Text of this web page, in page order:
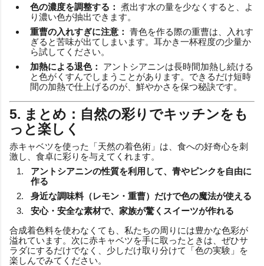
色の濃度を調整する： 煮出す水の量を少なくすると、よ
り濃い色が抽出できます。
重曹の入れすぎに注意： 青色を作る際の重曹は、入れす
ぎると苦味が出てしまいます。耳かき一杯程度の少量か
ら試してください。
加熱による退色：
アントシアニンは長時間加熱し続ける
と色がくすんでしまうことがあります。できるだけ短時
間の加熱で仕上げるのが、鮮やかさを保つ秘訣です。
5. まとめ：自然の彩りでキッチンをも
っと楽しく
赤キャベツを使った「天然の着色術」は、食への好奇心を刺
激し、食卓に彩りを与えてくれます。
アントシアニンの性質を利用して、青やピンクを自由に
作る
身近な調味料（レモン・重曹）だけで色の魔法が使える
安心・安全な素材で、家族が驚くスイーツが作れる
合成着色料を使わなくても、私たちの周りには豊かな色彩が
溢れています。次に赤キャベツを手に取ったときは、ぜひサ
ラダにするだけでなく、少しだけ取り分けて「色の実験」を
楽しんでみてください。